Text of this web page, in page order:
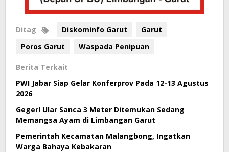
Ditag Diskominfo Garut
Garut
Poros Garut
Waspada Penipuan
Berita Terkait
PWI Jabar Siap Gelar Konferprov Pada 12-13 Agustus
2026
Geger! Ular Sanca 3 Meter Ditemukan Sedang
Memangsa Ayam di Limbangan Garut
Pemerintah Kecamatan Malangbong, Ingatkan
Warga Bahaya Kebakaran